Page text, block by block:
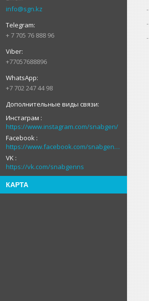
info@sgn.kz
+ 7 705 76 888 96
+77057688896
+7 702 247 44 98
Инстаграм
https://www.instagram.com/snabgen/
Facebook
https://www.facebook.com/snabgenNS
VK
https://vk.com/snabgenns
КАРТА